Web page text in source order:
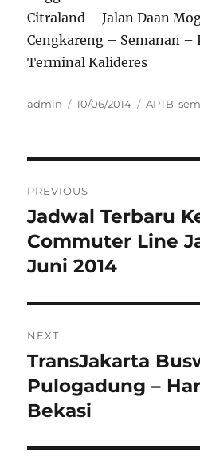
Citraland – Jalan Daan
Cengkareng – Semanan –
Terminal Kalideres
Author
admin
Posted
10/06/2014 Categories
APTB,
navigation
PREVIOUS
Previous
post:
Jadwal Terbaru
Commuter Line
Juni 2014
NEXT
Next
post:
TransJakarta
Pulogadung –
Bekasi